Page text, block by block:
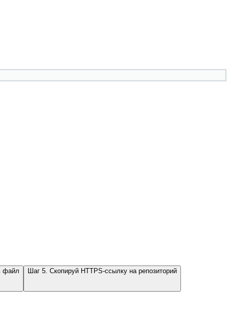
файл Шаг 5. Скопируй HTTPS-ссылку на репозиторий